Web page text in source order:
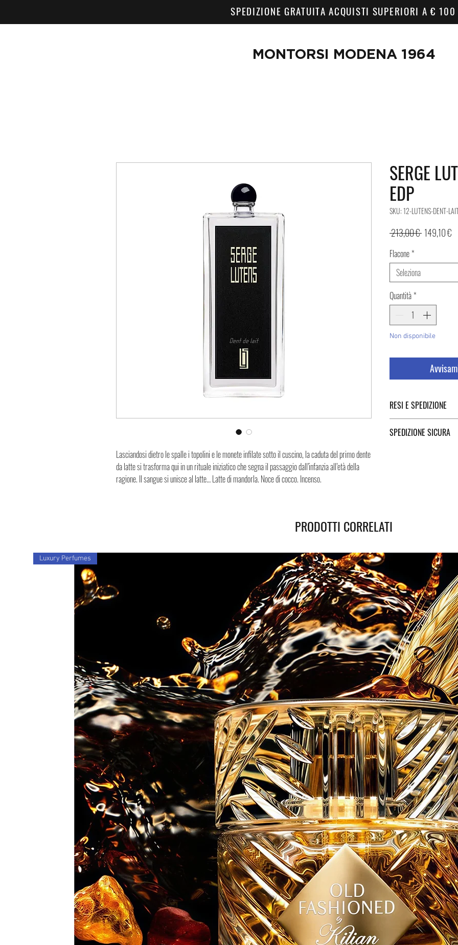
SPEDIZIONE GRATUITA ACQUISTI SUPERIORI A € 100
MONTORSI MODENA 1964
Lasciandosi dietro le spalle i topolini e le monete infilate sotto il cuscino, la caduta del primo dente
da latte si trasforma qui in un rituale iniziatico che segna il passaggio dall’infanzia all’età della
ragione. Il sangue si unisce al latte… Latte di mandorla. Noce di cocco. Incenso.
SERGE
EDP
SKU: 12-LUTENS-DENT-
213,00 € Prezzo
149,10 €
Flacone*
Seleziona
Quantità*
Non disponibile
RESI E SPEDIZIONE
Spedizione cliccando i
SPEDIZIONE SICURA
PRODOTTI CORRELATI
Luxury Perfumes